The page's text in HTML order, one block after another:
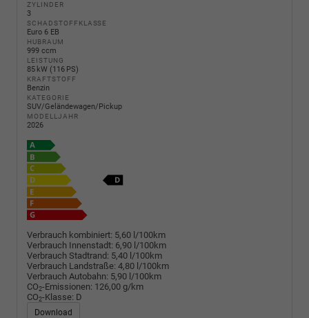
ZYLINDER
3
SCHADSTOFFKLASSE
Euro 6 EB
HUBRAUM
999 ccm
LEISTUNG
85 kW (116 PS)
KRAFTSTOFF
Benzin
KATEGORIE
SUV/Geländewagen/Pickup
MODELLJAHR
2026
Verbrauch kombiniert: 5,60 l/100km
Verbrauch Innenstadt: 6,90 l/100km
Verbrauch Stadtrand: 5,40 l/100km
Verbrauch Landstraße: 4,80 l/100km
Verbrauch Autobahn: 5,90 l/100km
CO2-Emissionen: 126,00 g/km
CO2-Klasse: D
Download